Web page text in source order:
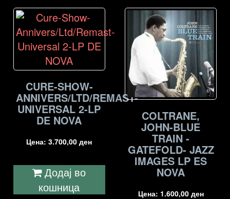
CURE-SHOW-
ANNIVERS/LTD/REMAST-
UNIVERSAL 2-LP
DE NOVA
Цена:3.700,00ден
Додај во
кошница
COLTRANE,
JOHN-BLUE
TRAIN -
GATEFOLD- JAZZ
IMAGES LP ES
NOVA
Цена: 1.600,00 ден